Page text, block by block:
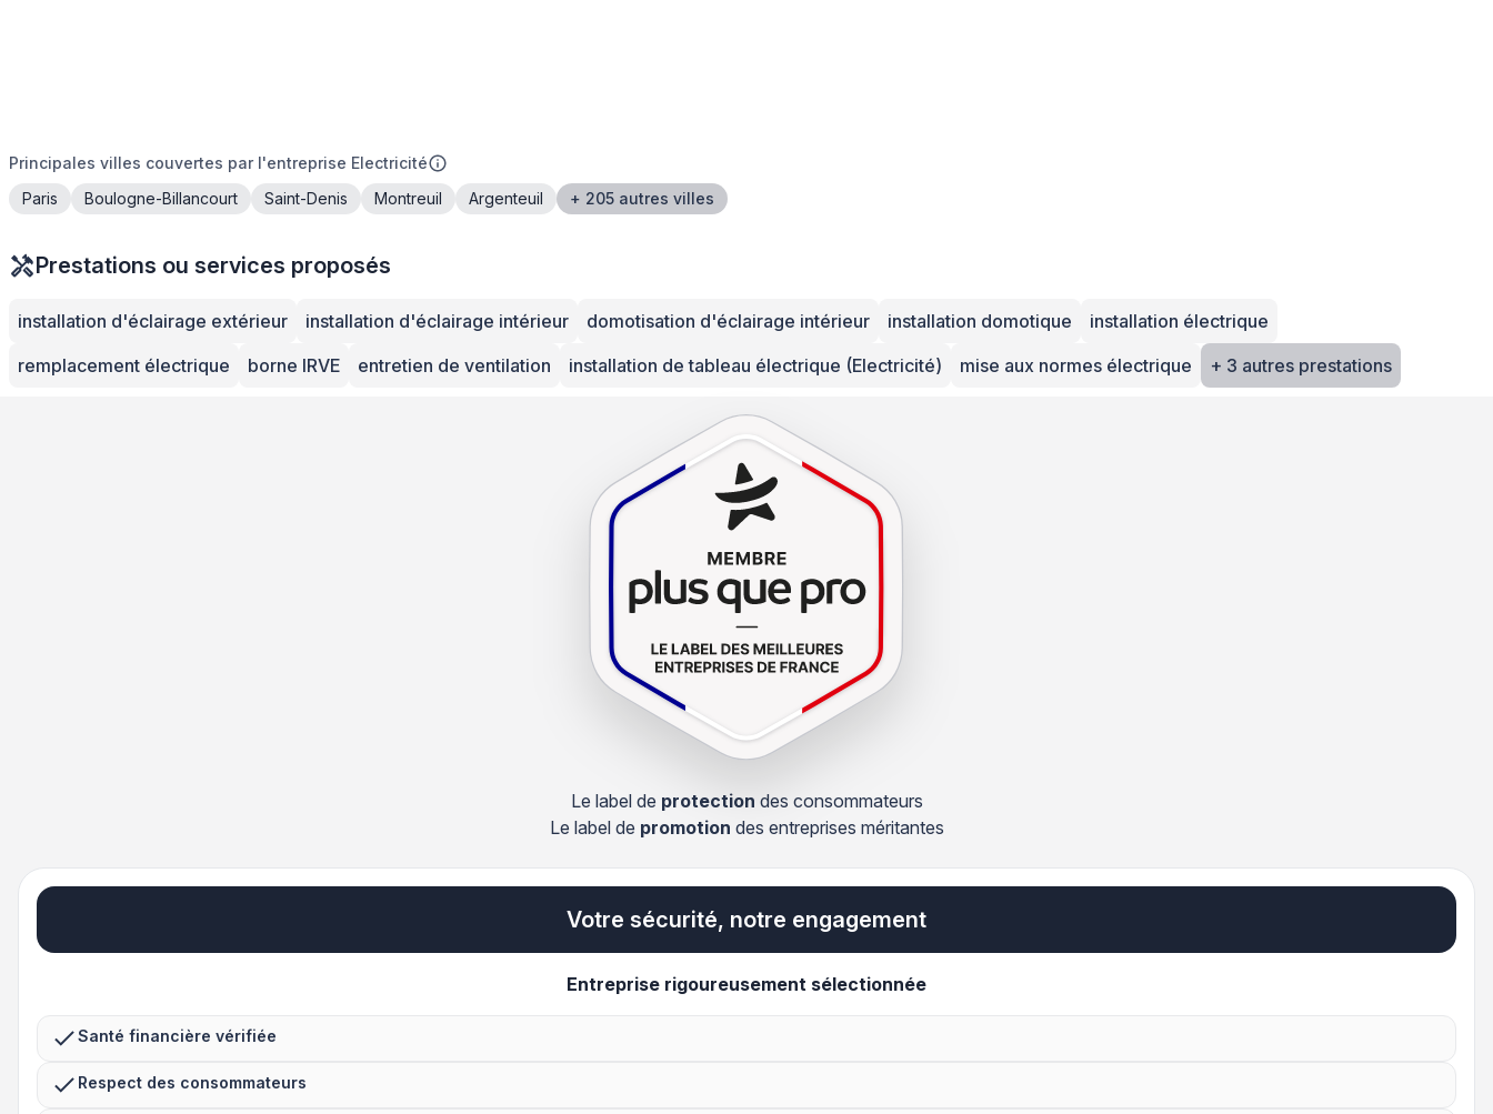
Principales villes couvertes par l'entreprise Electricité
Paris
Boulogne-Billancourt Saint-Denis Montreuil Argenteuil + 205 autres villes
Prestations ou services proposés
installation d'éclairage extérieur installation d'éclairage intérieur domotisation d'éclairage intérieur installation domotique
installation électrique
remplacement électrique
borne IRVE entretien de ventilation installation de tableau électrique (Electricité) mise aux normes électrique + 3 autres prestations
Le label de protection des consommateurs
Le label de promotion des entreprises méritantes
Votre sécurité, notre engagement
Entreprise rigoureusement sélectionnée
Santé financière vérifiée
Respect des consommateurs